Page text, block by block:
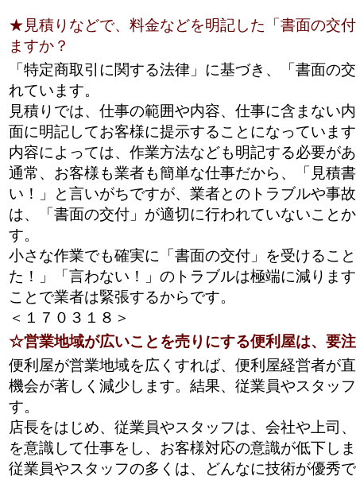
★見積りなどで、料金などを明記した「書面の交
ますか？
「特定商取引に関する法律」に基づき、「書面の
れています。
見積りでは、仕事の範囲や内容、仕事に含まない
面に明記してお客様に提示することになっていま
内容によっては、作業方法なども明記する必要が
通常、お客様も業者も簡単な仕事だから、「見積
い！」と言いがちですが、業者とのトラブルや事
は、「書面の交付」が適切に行われていないこと
す。
小さな作業でも確実に「書面の交付」を受けるこ
た！」「言わない！」のトラブルは極端に減りま
ことで業者は緊張するからです。
＜１７０３１８＞
☆営業地域が広いことを売りにする便利屋は、要
便利屋が営業地域を広くすれば、便利屋経営者が
機会が著しく減少します。結果、従業員やスタッ
す。
店長をはじめ、従業員やスタッフは、会社や上司
を意識して仕事をし、お客様対応の意識が低下し
従業員やスタッフの多くは、どんなに技術が優秀